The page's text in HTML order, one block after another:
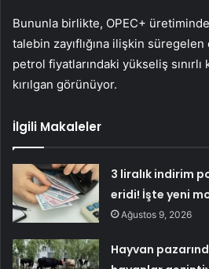
Bununla birlikte, OPEC+
talebin zayıflığına ilişkin
petrol fiyatlarındaki yükseliş sınırlı
kırılgan görünüyor.
İlgili Makaleler
3 liralık indirim
eridi! İşte yeni
Ağustos 9, 2026
Hayvan